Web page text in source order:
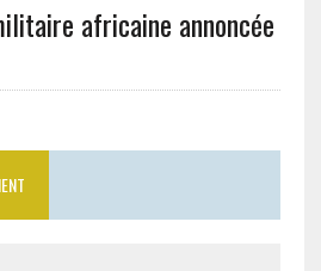
africaine annoncée